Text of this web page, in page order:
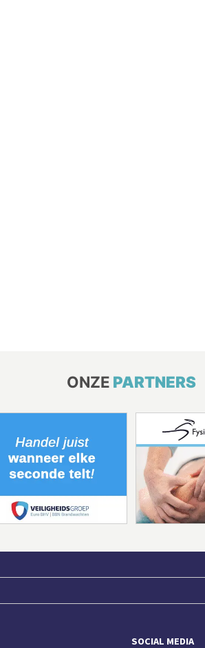
ONZE PARTNERS
SOCIAL MEDIA